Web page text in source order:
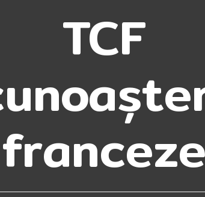
TCF
franceze